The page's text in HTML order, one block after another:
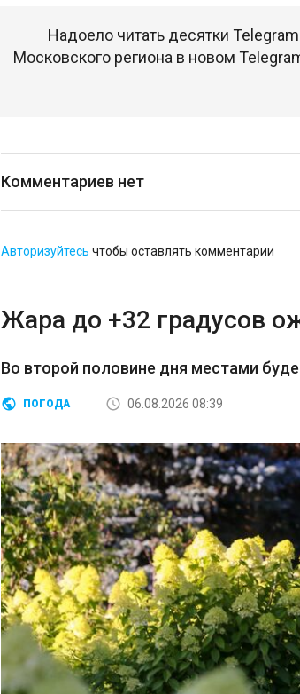
Надоело читать десятки
Московского региона в новом
Комментариев нет
Авторизуйтесь чтобы оставлять комментарии
Жара до +32 градусов
Во второй половине дня местами
ПОГОДА 06.08.2026 08:39